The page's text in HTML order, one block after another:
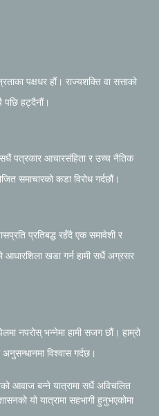
पक्षधर हौं। राज्यशक्ति वा सत्ताको
पछि हट्दैनौं।
सधैं पत्रकार आचारसंहिता र उच्च नैतिक
समाचारको कडा विरोध गर्दछौं।
प्रतिबद्ध रहँदै एक समावेशी र
आधारशिला खडा गर्न हामी सधैं अग्रसर
नपरोस् भन्नेमा हामी सजग छौं। हाम्रो
विश्वास गर्दछ।
आवाज बन्ने यात्रामा सधैं अविचलित
यो यात्रामा सहभागी हुनुभएकोमा